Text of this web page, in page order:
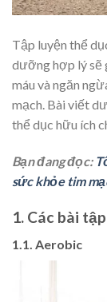
Tập luyện thể
dưỡng hợp lý sẽ
máu và ngăn
mạch. Bài viết
thể dục hữu ích
Bạn đang đọc:
sức khỏe tim
1. Các bài
1.1. Aerobic